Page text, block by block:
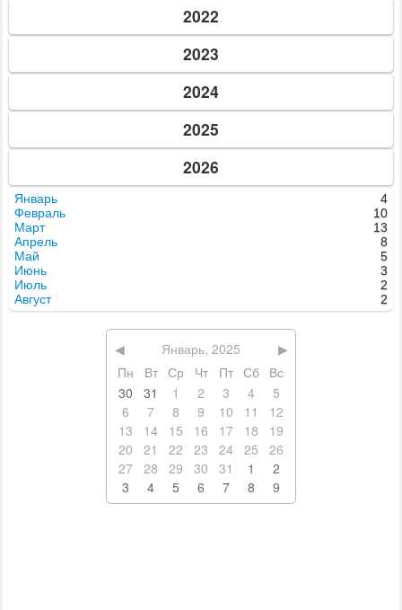
2022
2023
2024
2025
2026
Январь
4
Февраль
10
Март
13
Апрель
8
Май
5
Июнь
3
Июль
2
Август
2
◀ Январь, 2025
▶
Пн
Вт Ср Чт Пт Сб Вс
30
31 1 2 3 4
5
6
7 8 9 10 11
12
13
14 15 16 17 18
19
20
21 22 23 24 25
26
27 28 29 30 31 1
2
3
4 5 6 7 8 9